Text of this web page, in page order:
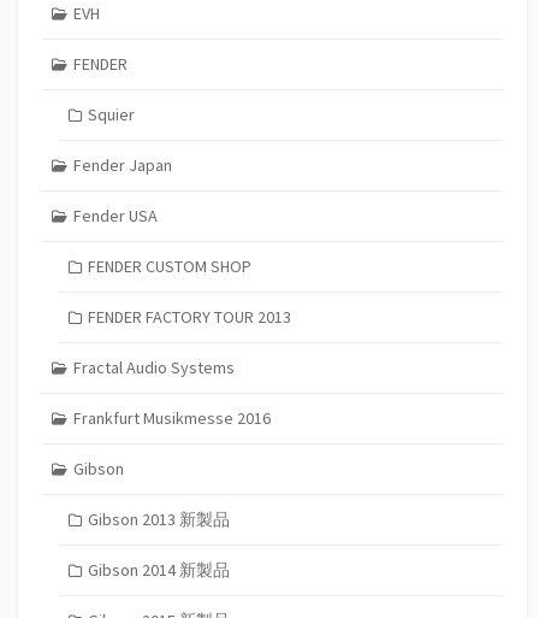
EVH
FENDER
Squier
Fender Japan
Fender USA
FENDER CUSTOM SHOP
FENDER FACTORY TOUR 2013
Fractal Audio Systems
Frankfurt Musikmesse 2016
Gibson
Gibson 2013 新製品
Gibson 2014 新製品